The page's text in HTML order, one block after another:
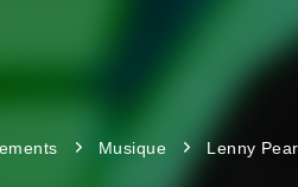
Musique Lenny